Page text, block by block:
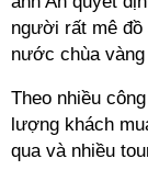
người rất mê
nước chùa vàng
Theo nhiều
lượng khách
qua và nhiều